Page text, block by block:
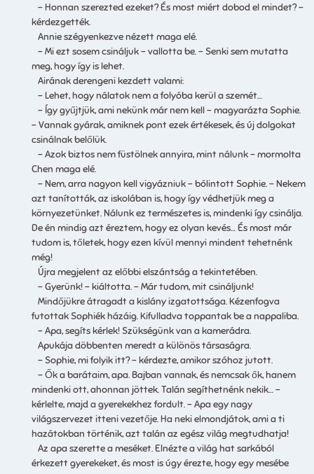
– Honnan szerezted ezeket? És most miért dobod el mindet? –
kérdezgették.
Annie szégyenkezve nézett maga elé.
– Mi ezt sosem csináljuk – vallotta be. – Senki sem mutatta
meg, hogy így is lehet.
Airának derengeni kezdett valami:
– Lehet, hogy nálatok nem a folyóba kerül a szemét…
– Így gyűjtjük, ami nekünk már nem kell – magyarázta Sophie.
– Vannak gyárak, amiknek pont ezek értékesek, és új dolgokat
csinálnak belőlük.
– Azok biztos nem füstölnek annyira, mint nálunk – mormolta
Chen maga elé.
– Nem, arra nagyon kell vigyázniuk – bólintott Sophie. – Nekem
azt tanították, az iskolában is, hogy így védhetjük meg a
környezetünket. Nálunk ez természetes is, mindenki így csinálja.
De én mindig azt éreztem, hogy ez olyan kevés… És most már
tudom is, tőletek, hogy ezen kívül mennyi mindent tehetnénk
még!
Újra megjelent az előbbi elszántság a tekintetében.
– Gyerünk! – kiáltotta. – Már tudom, mit csináljunk!
Mindőjükre átragadt a kislány izgatottsága. Kézenfogva
futottak Sophiék házáig. Kifulladva toppantak be a nappaliba.
– Apa, segíts kérlek! Szükségünk van a kamerádra.
Apukája döbbenten meredt a különös társaságra.
– Sophie, mi folyik itt? – kérdezte, amikor szóhoz jutott.
– Ők a barátaim, apa. Bajban vannak, és nemcsak ők, hanem
mindenki ott, ahonnan jöttek. Talán segíthetnénk nekik… –
kérlelte, majd a gyerekekhez fordult. – Apa egy nagy
világszervezet itteni vezetője. Ha neki elmondjátok, ami a ti
hazátokban történik, azt talán az egész világ megtudhatja!
Az apa szerette a meséket. Elnézte a világ hat sarkából
érkezett gyerekeket, és most is úgy érezte, hogy egy mesébe